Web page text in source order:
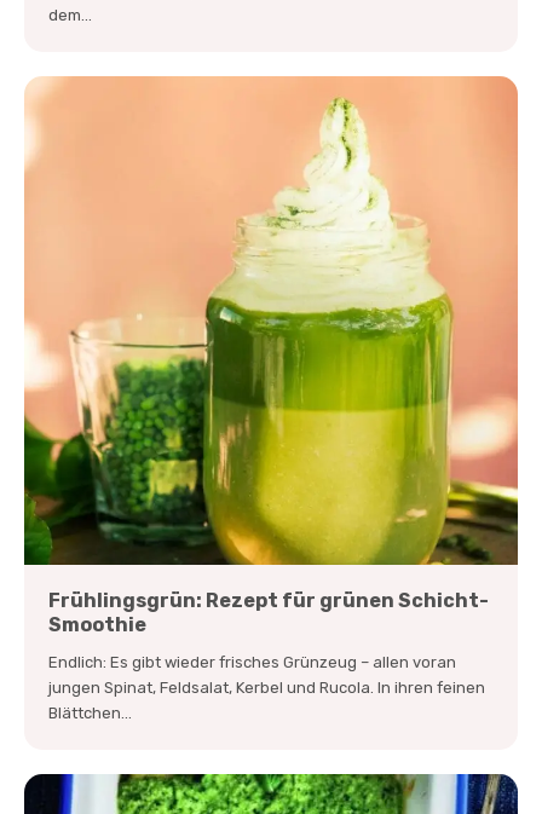
dem...
Frühlingsgrün: Rezept für grünen Schicht-
Smoothie
Endlich: Es gibt wieder frisches Grünzeug – allen voran
jungen Spinat, Feldsalat, Kerbel und Rucola. In ihren feinen
Blättchen...